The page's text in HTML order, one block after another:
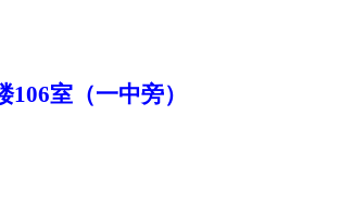
106室（一中旁）